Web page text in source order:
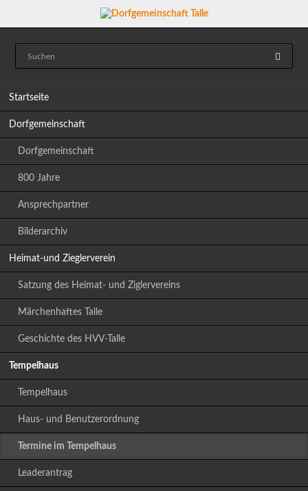
Startseite
Dorfgemeinschaft
Dorfgemeinschaft
800 Jahre
Ansprechpartner
Bilderarchiv
Heimat-und Zieglerverein
Satzung des Heimat- und Ziglervereins
Märchenhaftes Talle
Geschichte des HVV-Talle
Tempelhaus
Tempelhaus
Haus- und Benutzerordnung
Termine im Tempelhaus
Leaderantrag